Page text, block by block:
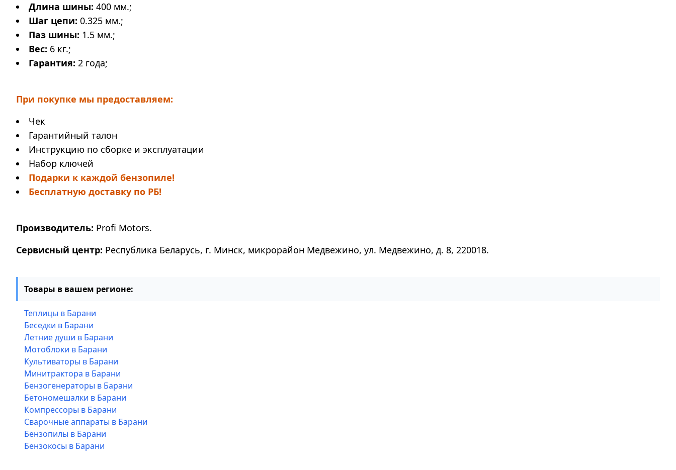
Длина шины: 400 мм.;
Шаг цепи: 0.325 мм.;
Паз шины: 1.5 мм.;
Вес: 6 кг.;
Гарантия: 2 года;
При покупке мы предоставляем:
Чек
Гарантийный талон
Инструкцию по сборке и эксплуатации
Набор ключей
Подарки к каждой бензопиле!
Бесплатную доставку по РБ!
Производитель: Profi Motors.
Сервисный центр: Республика Беларусь, г. Минск, микрорайон Медвежино, ул. Медвежино, д. 8, 220018.
Товары в вашем регионе:
Теплицы в Барани
Беседки в Барани
Летние души в Барани
Мотоблоки в Барани
Культиваторы в Барани
Минитрактора в Барани
Бензогенераторы в Барани
Бетономешалки в Барани
Компрессоры в Барани
Сварочные аппараты в Барани
Бензопилы в Барани
Бензокосы в Барани